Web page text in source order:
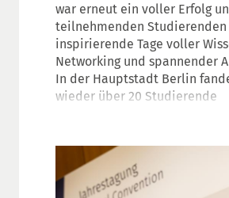
war erneut ein voller Erfolg
teilnehmenden Studierenden
inspirierende Tage voller
Networking und spannender
In der Hauptstadt Berlin
wieder über 20 Studierende
Veranstaltung teilzunehmen
vielseitige Welt der
kennenzulernen.